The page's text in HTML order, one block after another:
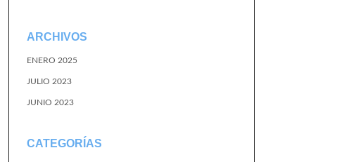
ARCHIVOS
ENERO 2025
JULIO 2023
JUNIO 2023
CATEGORÍAS